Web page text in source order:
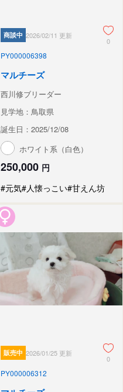
商談中 2026/02/11 更新
0
PY000006398
マルチーズ
西川修ブリーダー
見学地：鳥取県
誕生日：2025/12/08
ホワイト系（白色）
250,000 円
#元気#人懐っこい#甘えん坊
販売中 2026/01/25 更新
0
PY000006312